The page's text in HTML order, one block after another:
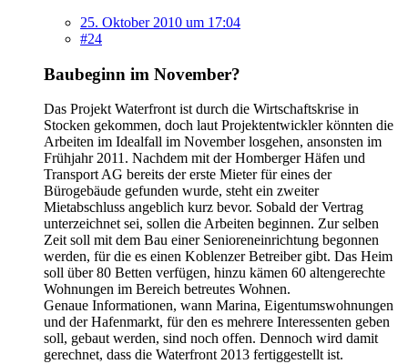
25. Oktober 2010 um 17:04
#24
Baubeginn im November?
Das Projekt Waterfront ist durch die Wirtschaftskrise in
Stocken gekommen, doch laut Projektentwickler könnten die
Arbeiten im Idealfall im November losgehen, ansonsten im
Frühjahr 2011. Nachdem mit der Homberger Häfen und
Transport AG bereits der erste Mieter für eines der
Bürogebäude gefunden wurde, steht ein zweiter
Mietabschluss angeblich kurz bevor. Sobald der Vertrag
unterzeichnet sei, sollen die Arbeiten beginnen. Zur selben
Zeit soll mit dem Bau einer Senioreneinrichtung begonnen
werden, für die es einen Koblenzer Betreiber gibt. Das Heim
soll über 80 Betten verfügen, hinzu kämen 60 altengerechte
Wohnungen im Bereich betreutes Wohnen.
Genaue Informationen, wann Marina, Eigentumswohnungen
und der Hafenmarkt, für den es mehrere Interessenten geben
soll, gebaut werden, sind noch offen. Dennoch wird damit
gerechnet, dass die Waterfront 2013 fertiggestellt ist.